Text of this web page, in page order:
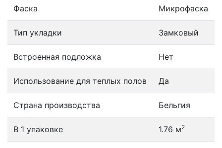
Фаска Микрофаска
Тип укладки Замковый
Встроенная подложка Нет
Использование для теплых полов Да
Страна производства Бельгия
В 1 упаковке 1.76 м2